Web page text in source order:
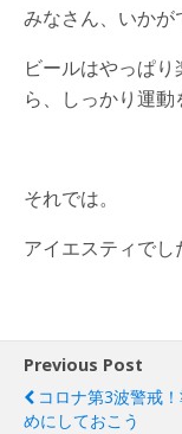
みなさん、いかが
ビールはやっぱ
ら、しっかり運動
それでは。
アイエスティでし
Previous Post
コロナ第3波警戒
めにしておこう